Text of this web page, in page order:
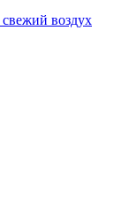
воздух